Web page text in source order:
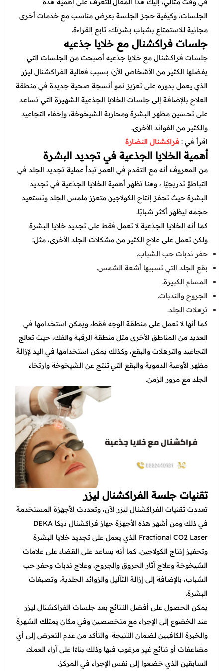
عروض العناية بالشعر
عروض الرجال
عروض جراحات التجميل
عروض قسم الطوارئ
عروض المختبر
عروض الاشعة
عروض الباطنة
عروض العظام
عروض الانف والاذن والحنجرة
عروض العلاج الطبيعي
في وقت مثالي، إليك هذا المقال للتعرف على أهمية هذه
الجلسات، وكيفية حجز الجلسة بعرض مناسب مع خدمات أخرى
مجانية للاستمتاع بشباب بشرتك، تابع القراءة.
جلسات فراكشنال مع خلايا جذعيه
جلسات فراكشنال مع خلايا جذعيه أصبحت من الجلسات التي
يفضلها الكثير من الأشخاص الآن؛ بسبب فعالية الفراكشنال ليزر
الذي يعمل بدوره على تعزيز نمو أنسجة صحية جديدة في منطقة
العلاج بالإضافة إلى جلسات الخلايا الجذعية الشهيرة التي تساعد
على تحسين مظهر البشرة ومحاربة الشيخوخة، وإخفاء التجاعيد
والكثير من الفوائد الأخرى.
اقرأ في :فراكشنال النضارة
أهمية الخلايا الجذعية في تجديد البشرة
من المعروف أنه مع التقدم في العمر تبدأ عملية تجديد الجلد في
التباطؤ تدريجيًا ، وهنا تظهر أهميةالخلايا الجذعيةفي تجديد
البشرة حيث تحفز إنتاج الكولاجين متعزز ملمس الجلد وتستعيد
حجمه ليظهر أكثر شبابًا.
كما أنه الخلايا الجذعية لا تعمل فقط على تجديد خلايا البشرة
ولكن تعمل على علاج الكثير من مشكلات الجلد الأخرى، مثل:
حفر ندبات حب الشباب.
بقع الجلد التي تسببها أشعة الشمس.
المسام الكبيرة.
الجروح والندبات.
ترهلات الجلد.
كما أنها لا تعمل على منطقة الوجه فقط، ويمكن استخدامها في
العديد من المناطق الأخرى مثل منطقة الرقبة والفك، حيث تعالج
التجاعيد والترهلات والبقع، وكذلك يمكن استخدامها في اليد لإزالة
مظهر الأوعية الدموية والبقع التي تنتج عن الشيخوخة وارتخاء
الجلد مع مرور الزمن.
تقنيات جلسة الفراكشنال ليزر
تعددت تقنيات الفراكشنال ليزر الآن، وتعددت الأجهزة المستخدمة
في ذلك ومن أشهر هذه الأجهزة جهاز فراكشنال ديكا DEKA
Fractional CO2 Laser الذي يعمل على تجديد خلايا البشرة
وتحفيز إنتاج الكولاجين، كما أنه يساعد على القضاء على علامات
الشيخوخة وعلاج آثار الحروق والجروح، وعلاج ندبات وحفر حب
الشباب، بالإضافة إلى إزالة الثآليل والزوائد الجلدية، وتصبغات
البشرة.
يمكن الحصول على أفضل النتائج بعد جلسات الفراكشنال ليزر
عند الخضوع إلى الإجراء مع متخصصين وفي مكان يمتلك الشهرة
والخبرة الكافيين لضمان النتيجة، والتأكد من عدم التعرض إلى أي
مضاعفات أو نتائج غير مرغوب فيها وذلك بناءًا على آراء العملاء
السابقين الذي خضعوا إلى نفس الإجراء في المركز.